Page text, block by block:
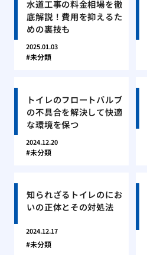
水道工事の料金相場を徹
底解説！費用を抑えるた
めの裏技も
2025.01.03
未分類
トイレのフロートバルブ
の不具合を解決して快適
な環境を保つ
2024.12.20
未分類
知られざるトイレのにお
いの正体とその対処法
2024.12.17
未分類